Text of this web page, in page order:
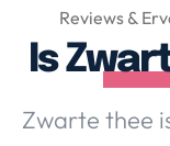
Over Valerie
Reviews &
Is
Zwarte thee